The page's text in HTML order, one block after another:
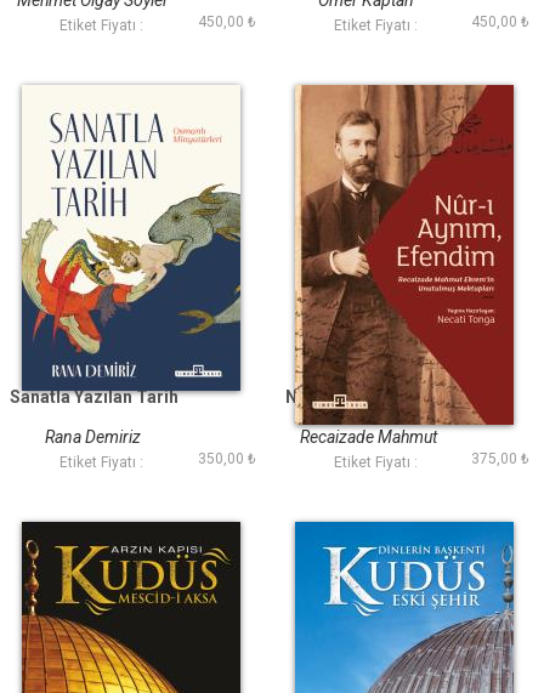
Etiket Fiyatı : 450,00 ₺ Etiket Fiyatı : 450,00 ₺
Sanatla Yazılan Tarih
Rana Demiriz
Etiket Fiyatı : 350,00 ₺
Nur ı Aynım Efendim:
Recaizade nin
Unutulmuş
Mektupları
Recaizade Mahmut
Ekrem
Etiket Fiyatı : 375,00 ₺